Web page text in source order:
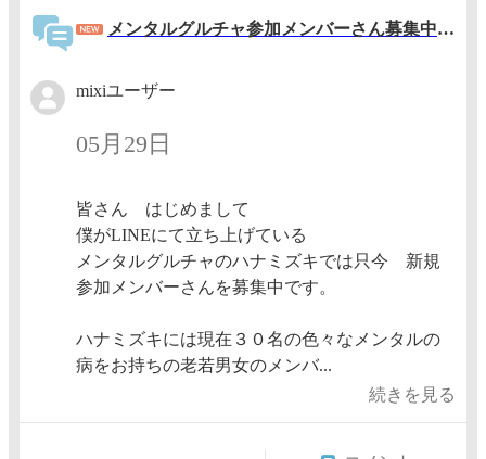
メンタルグルチャ参加メンバーさん募集中です。
mixiユーザー
05月29日
皆さん はじめまして
僕がLINEにて立ち上げている
メンタルグルチャのハナミズキでは只今 新規
参加メンバーさんを募集中です。
ハナミズキには現在３０名の色々なメンタルの
病をお持ちの老若男女のメンバ...
続きを見る